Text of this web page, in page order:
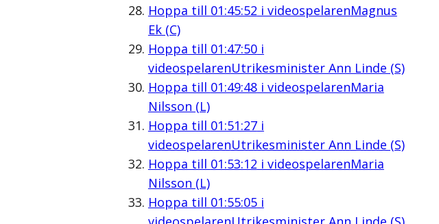
Hoppa till 01:45:52 i videospelarenMagnus
Ek (C)
Hoppa till 01:47:50i
videospelarenUtrikesminister Ann Linde (S)
Hoppa till 01:49:48i videospelarenMaria
Nilsson (L)
Hoppa till 01:51:27i
videospelarenUtrikesminister Ann Linde (S)
Hoppa till 01:53:12 i videospelarenMaria
Nilsson (L)
Hoppa till 01:55:05i